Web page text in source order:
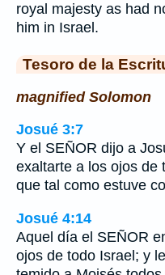
royal majesty as had
him in Israel.
Tesoro de la
magnified Solomon
Josué 3:7
Y el SEÑOR dijo a
exaltarte a los ojos de
que tal como estuve
Josué 4:14
Aquel día el SEÑOR
ojos de todo Israel; y